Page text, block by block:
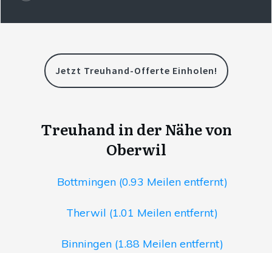
Jetzt Treuhand-Offerte Einholen!
Treuhand in der Nähe von
Oberwil
Bottmingen (0.93 Meilen entfernt)
Therwil (1.01 Meilen entfernt)
Binningen (1.88 Meilen entfernt)